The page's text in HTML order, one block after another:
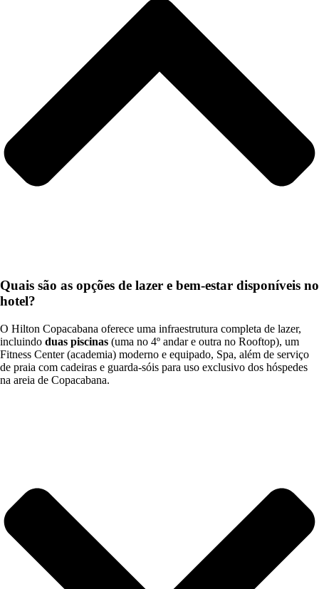
Quais são as opções de lazer e bem-estar disponíveis no
hotel?
O Hilton Copacabana oferece uma infraestrutura completa de lazer,
incluindo duas piscinas (uma no 4º andar e outra no Rooftop), um
Fitness Center (academia) moderno e equipado, Spa, além de serviço
de praia com cadeiras e guarda-sóis para uso exclusivo dos hóspedes
na areia de Copacabana.